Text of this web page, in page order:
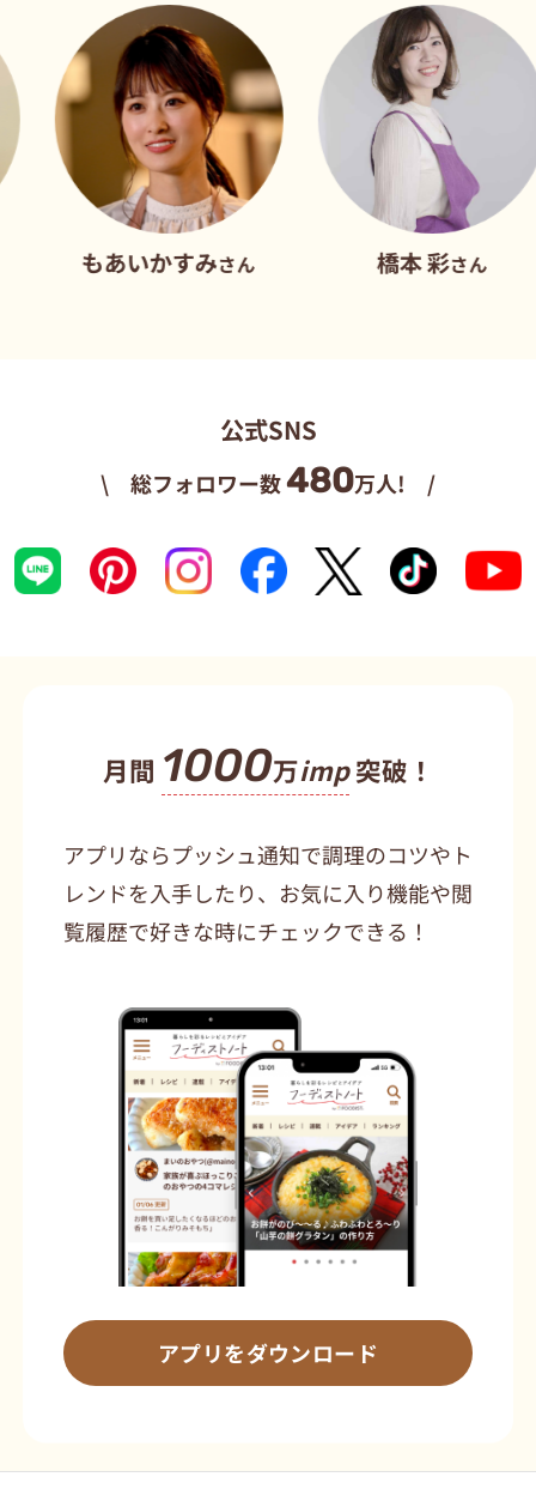
あいかすみさん さん
公式SNS
\ 総フォロワー数480万人! /
月間 1000万imp突破！
アプリならプッシュ通知で調理のコツやト
レンドを入手したり、お気に入り機能や閲
覧履歴で好きな時にチェックできる！
アプリをダウンロード